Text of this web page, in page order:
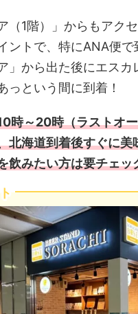
（1階）」からもアク
ントで、特にANA便で
」から出た後にエス
っという間に到着！
時～20時（ラストオ
北海道到着後すぐに美
飲みたい方は要チェッ